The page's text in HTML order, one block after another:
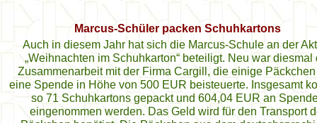
Marcus-Schüler packen Schuhkartons
Auch in diesem Jahr hat sich die Marcus-Schule an der
„Weihnachten im Schuhkarton“ beteiligt. Neu war diesmal
Zusammenarbeit mit der Firma Cargill, die einige
eine Spende in Höhe von 500 EUR beisteuerte. Insgesamt
so 71 Schuhkartons gepackt und 604,04 EUR an
eingenommen werden. Das Geld wird für den Transport